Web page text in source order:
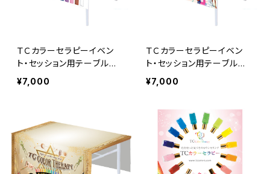
ＴＣカラーセラピーイベン
ト・セッション用テーブルク
ロス
¥7,000
ＴＣカラーセラピーイベン
ト・セッション用テーブルク
ロス
¥7,000